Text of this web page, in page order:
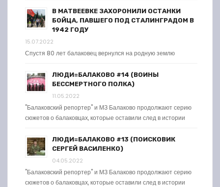
В МАТВЕЕВКЕ ЗАХОРОНИЛИ ОСТАНКИ
БОЙЦА, ПАВШЕГО ПОД СТАЛИНГРАДОМ В
1942 ГОДУ
15.07.2022
Спустя 80 лет балаковец вернулся на родную землю
ЛЮДИ=БАЛАКОВО #14 (ВОИНЫ
БЕССМЕРТНОГО ПОЛКА)
11.05.2022
"Балаковский репортер" и МЗ Балаково продолжают серию
сюжетов о балаковцах, которые оставили след в истории
ЛЮДИ=БАЛАКОВО #13 (ПОИСКОВИК
СЕРГЕЙ ВАСИЛЕНКО)
04.05.2022
"Балаковский репортер" и МЗ Балаково продолжают серию
сюжетов о балаковцах, которые оставили след в истории